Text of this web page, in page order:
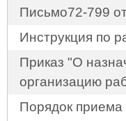
Письмо72-799
Инструкция по
Приказ "О
организацию
Порядок приема